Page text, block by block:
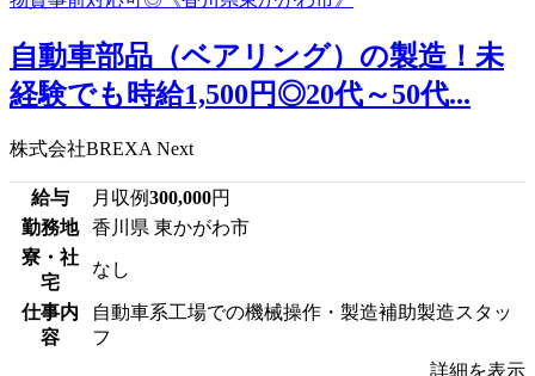
自動車部品（ベアリング）の製造！未
経験でも時給1,500円◎20代～50代...
株式会社BREXA Next
給与 月収例300,000円
勤務地
香川県 東かがわ市
寮・社
宅
なし
仕事内
容
自動車系工場での機械操作・製造補助製造スタッ
フ
詳細を表示